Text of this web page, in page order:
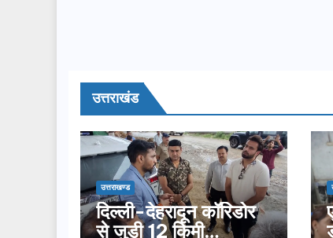
उत्तराखंड
उत्तराखण्ड
दिल्ली-देहरादून कॉरिडोर
से जुड़ी 12 किमी